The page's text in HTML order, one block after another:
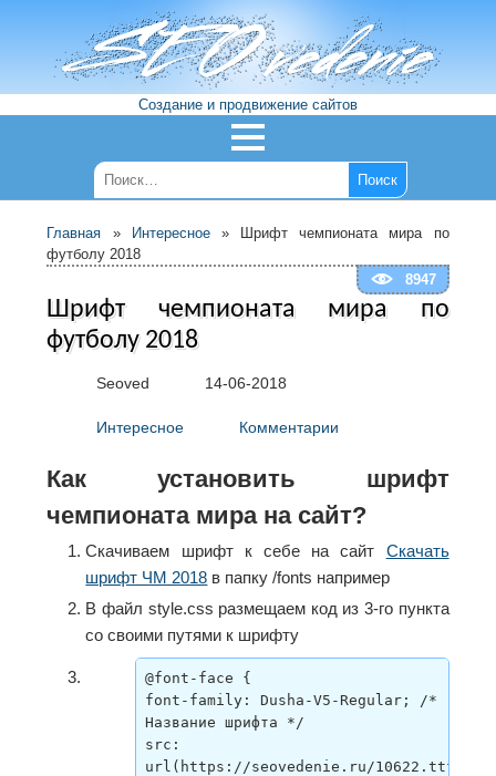
Создание и продвижение сайтов
Главная » Интересное»
Шрифт чемпионата мира по
футболу 2018
8947
Шрифт чемпионата мира по
футболу 2018
Seoved 14-06-2018
Интересное Комментарии
Как установить шрифт
чемпионата мира на сайт?
Скачиваем шрифт к себе на сайт Скачать
шрифт ЧМ 2018 в папку /fonts например
В файл style.css размещаем код из 3-го пункта
со своими путями к шрифту
@font-face {
font-family: Dusha-V5-Regular; /*
Название шрифта */
src:
url(https://seovedenie.ru/10622.ttf);